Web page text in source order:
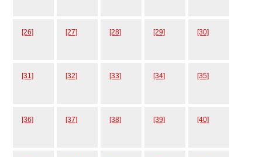
[26] [27] [28] [29] [30]
[31] [32] [33] [34] [35]
[36] [37] [38] [39] [40]